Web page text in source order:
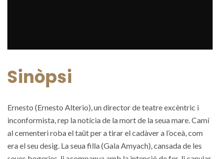
Sinòpsi
Ernesto (Ernesto Alterio), un director de teatre excèntric i
inconformista, rep la notícia de la mort de la seua mare. Camí
al cementeri roba el taüt per a tirar el cadàver a l’oceà, com
era el seu desig. La seua filla (Gala Amyach), cansada de les